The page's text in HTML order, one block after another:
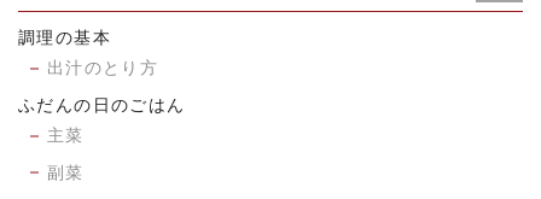
調理の基本
出汁のとり方
ふだんの日のごはん
主菜
副菜